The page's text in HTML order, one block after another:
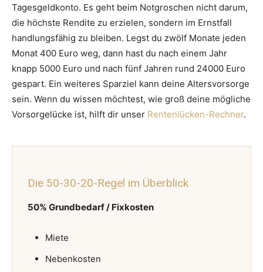
Tagesgeldkonto. Es geht beim Notgroschen nicht darum,
die höchste Rendite zu erzielen, sondern im Ernstfall
handlungsfähig zu bleiben. Legst du zwölf Monate jeden
Monat 400 Euro weg, dann hast du nach einem Jahr
knapp 5000 Euro und nach fünf Jahren rund 24000 Euro
gespart. Ein weiteres Sparziel kann deine Altersvorsorge
sein. Wenn du wissen möchtest, wie groß deine mögliche
Vorsorgelücke ist, hilft dir unser Rentenlücken-Rechner.
Die 50-30-20-Regel im Überblick
50% Grundbedarf / Fixkosten
Miete
Nebenkosten